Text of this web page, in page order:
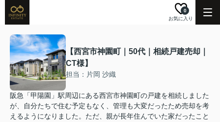
お気に入り
0
【西宮市神園町｜50代｜相続戸建売却｜
CT様】
担当：片岡 沙織
阪急「甲陽園」駅周辺にある西宮市神園町の戸建を相続しました
が、自分たちで住む予定もなく、管理も大変だったため売却を考
えるようになりました。ただ、親が長年住んでいた家だったこと